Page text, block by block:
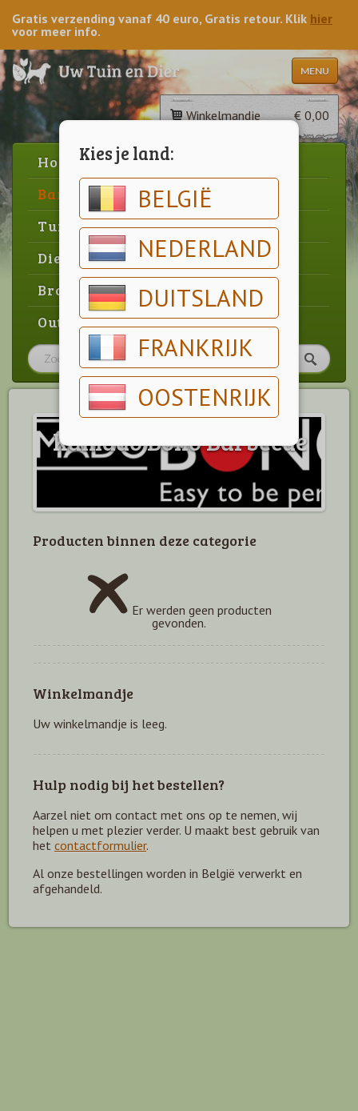
Kies je land:
BELGIË
NEDERLAND
DUITSLAND
FRANKRIJK
OOSTENRIJK
Gratis verzending vanaf 40 euro, Gratis retour. Klik hier
voor meer info.
MENU
Winkelmandje € 0,00
Home
Barbecue
Tuin
Dier
Brood & gebak
Outlet
Kamado Bono Barbecue
Producten binnen deze categorie
Er werden geen producten
gevonden.
Winkelmandje
Uw winkelmandje is leeg.
Hulp nodig bij het bestellen?
Aarzel niet om contact met ons op te nemen, wij
helpen u met plezier verder. U maakt best gebruik van
het contactformulier.
Al onze bestellingen worden in België verwerkt en
afgehandeld.